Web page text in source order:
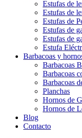
Estufas de
Estufas de
Estufas de
Estufas de
Estufas de
Estufa
Barbacoas y
Barbacoas
Barbacoas
Barbacoas
Planchas
Hornos de
Hornos de
Blog
Contacto